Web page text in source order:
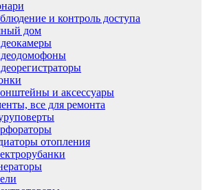
и контроль доступа
дом
и аксессуары
все для ремонта
отопления